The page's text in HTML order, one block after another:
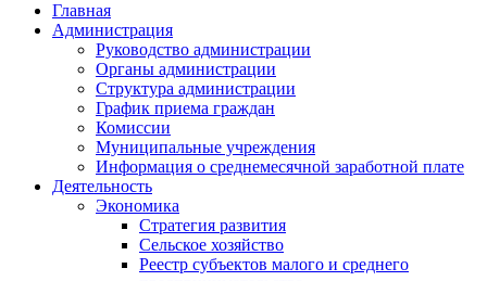
Главная
Администрация
Руководство администрации
Органы администрации
Структура администрации
График приема граждан
Комиссии
Муниципальные учреждения
Информация о среднемесячной заработной плате
Деятельность
Экономика
Стратегия развития
Сельское хозяйство
Реестр субъектов малого и среднего